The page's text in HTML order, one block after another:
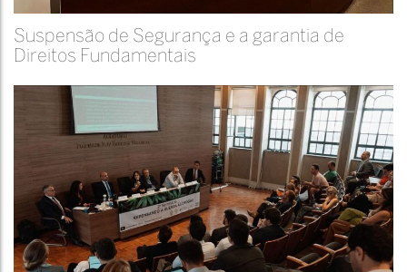
Suspensão de Segurança e a garantia de
Direitos Fundamentais